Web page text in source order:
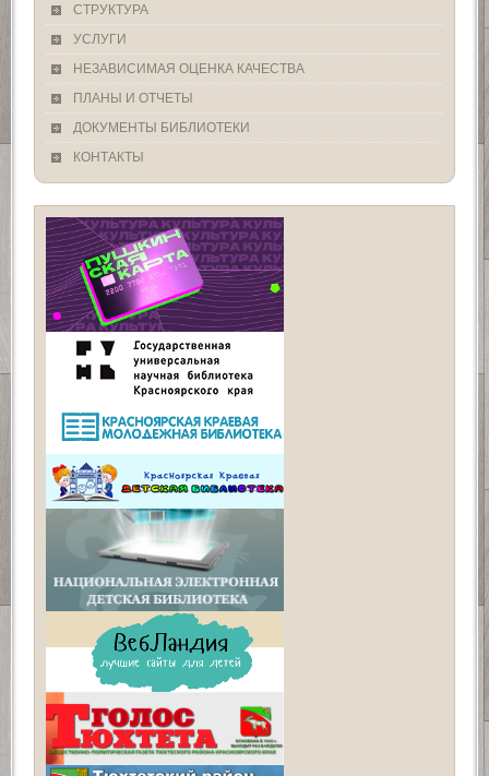
СТРУКТУРА
УСЛУГИ
НЕЗАВИСИМАЯ ОЦЕНКА КАЧЕСТВА
ПЛАНЫ И ОТЧЕТЫ
ДОКУМЕНТЫ БИБЛИОТЕКИ
КОНТАКТЫ